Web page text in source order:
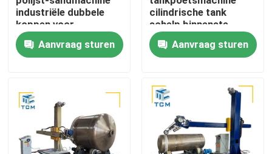
Producten
Over ons
Kwaliteitscontrole
industriële dubbele
koppen voor
tankvaartuigen
Aanvraag sturen
cilindrische tank
schelp binnenste
oppervlakte
metaalpoetsmachine
Aanvraag sturen